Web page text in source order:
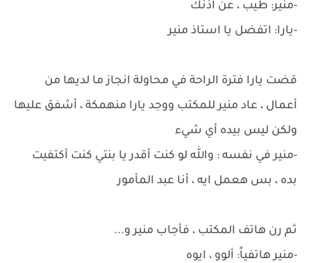
-منير: طيب ، عن اذنك
-يارا: اتفضل يا استاذ منير
قضت يارا فترة الراحة في محاولة انجاز ما لديها من
أعمال ، عاد منير للمكتب ووجد يارا منهمكة ، أشفق عليها
ولكن ليس بيده أي شيء
-منير في نفسه : والله لو كنت أقدر يا بنتي كنت أكتفيت
بده ، بس هعمل ايه ، أنا عبد المأمور
ثم رن هاتف المكتب ، فأجاب منير و...
-منير هاتفياً: ألوو ، ايوه